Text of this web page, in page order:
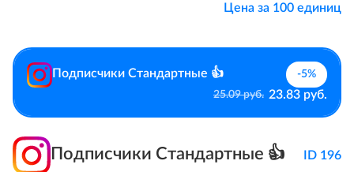
Цена за 100 единиц
Подписчики Стандартные 👍
-5%
25.09 руб. 23.83 руб.
Подписчики Стандартные 👍 ID 196